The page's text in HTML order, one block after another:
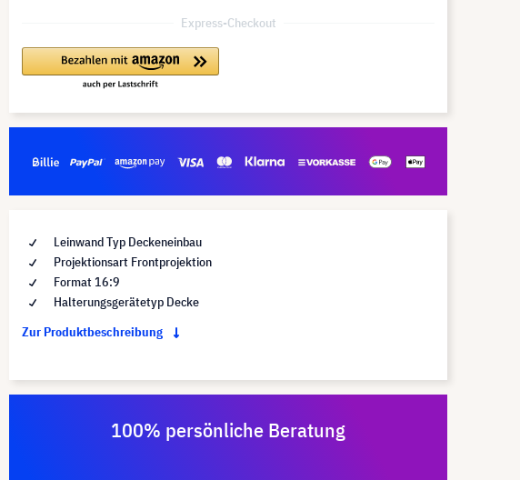
Express-Checkout
Leinwand Typ Deckeneinbau
Projektionsart Frontprojektion
Format 16:9
Halterungsgerätetyp Decke
Zur Produktbeschreibung
100% persönliche Beratung